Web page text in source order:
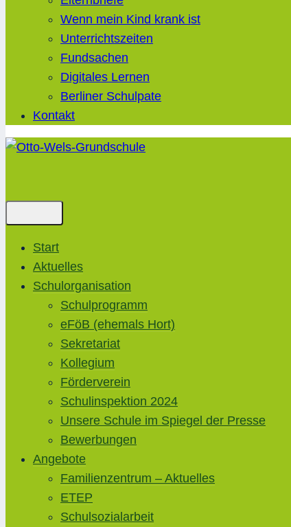
Wenn mein Kind krank ist
Unterrichtszeiten
Fundsachen
Digitales Lernen
Berliner Schulpate
Kontakt
Start
Aktuelles
Schulorganisation
Schulprogramm
eFöB (ehemals Hort)
Sekretariat
Kollegium
Förderverein
Schulinspektion 2024
Unsere Schule im Spiegel der Presse
Bewerbungen
Angebote
Familienzentrum – Aktuelles
ETEP
Schulsozialarbeit